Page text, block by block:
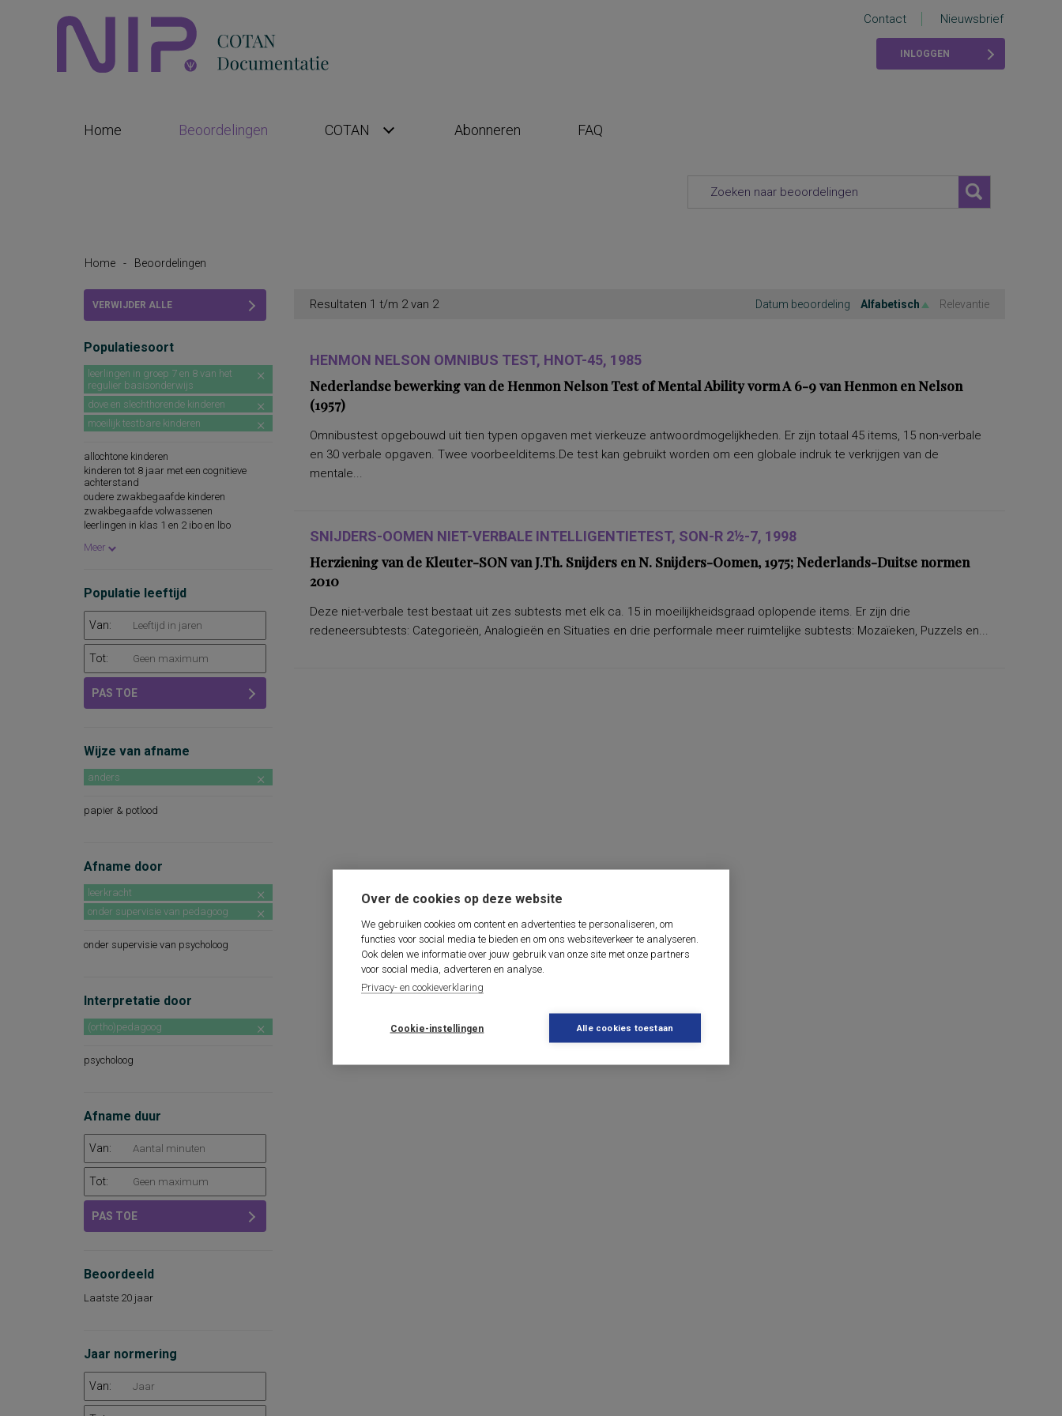
Over de cookies op deze website
We gebruiken cookies om content en advertenties te personaliseren, om
functies voor social media te bieden en om ons websiteverkeer te analyseren.
Ook delen we informatie over jouw gebruik van onze site met onze partners
voor social media, adverteren en analyse.
Privacy- en cookieverklaring
Cookie-instellingen Alle cookies toestaan
Contact Nieuwsbrief
INLOGGEN
Home Beoordelingen COTAN Abonneren FAQ
Home - Beoordelingen
VERWIJDER ALLE
Populatiesoort
leerlingen in groep 7 en 8 van het
regulier basisonderwijs
dove en slechthorende kinderen
moeilijk testbare kinderen
allochtone kinderen
kinderen tot 8 jaar met een cognitieve
achterstand
oudere zwakbegaafde kinderen
zwakbegaafde volwassenen
leerlingen in klas 1 en 2 ibo en lbo
Meer
Populatie leeftijd
Van:
Tot:
PAS TOE
Wijze van afname
anders
papier & potlood
Afname door
leerkracht
onder supervisie van pedagoog
onder supervisie van psycholoog
Interpretatie door
(ortho)pedagoog
psycholoog
Afname duur
Van:
Tot:
PAS TOE
Beoordeeld
Laatste 20 jaar
Jaar normering
Van:
Resultaten 1 t/m 2 van 2 Datum beoordeling Alfabetisch Relevantie
HENMON NELSON OMNIBUS TEST, HNOT-45, 1985
Nederlandse bewerking van de Henmon Nelson Test of Mental Ability vorm A 6-9 van Henmon en Nelson
(1957)
Omnibustest opgebouwd uit tien typen opgaven met vierkeuze antwoordmogelijkheden. Er zijn totaal 45 items, 15 non-verbale
en 30 verbale opgaven. Twee voorbeelditems.De test kan gebruikt worden om een globale indruk te verkrijgen van de
mentale...
SNIJDERS-OOMEN NIET-VERBALE INTELLIGENTIETEST, SON-R 2½-7, 1998
Herziening van de Kleuter-SON van J.Th. Snijders en N. Snijders-Oomen, 1975; Nederlands-Duitse normen
2010
Deze niet-verbale test bestaat uit zes subtests met elk ca. 15 in moeilijkheidsgraad oplopende items. Er zijn drie
redeneersubtests: Categorieën, Analogieën en Situaties en drie performale meer ruimtelijke subtests: Mozaïeken, Puzzels en...